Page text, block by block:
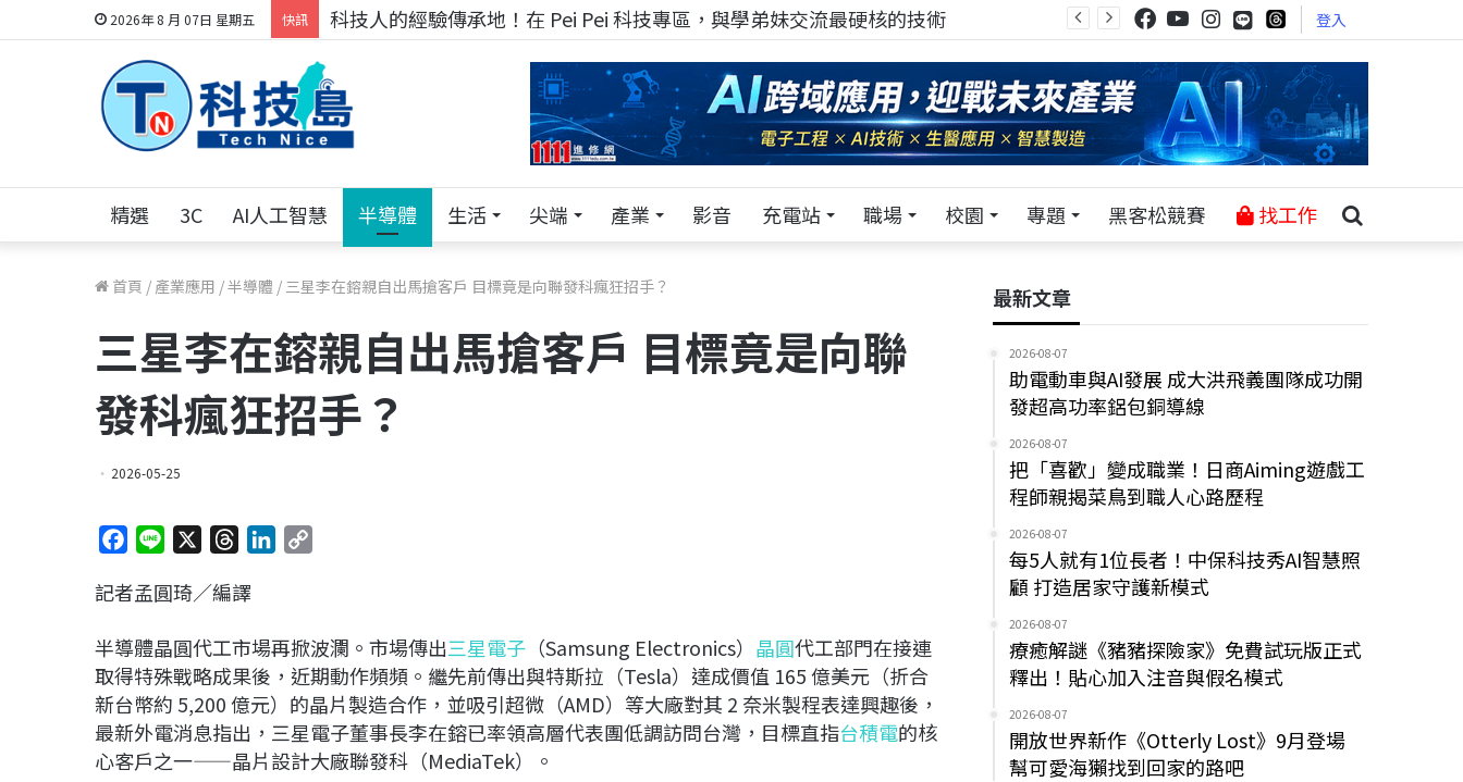
2026年 8 月 07日 星期五 快訊 科技人的經驗傳承地！在 Pei Pei 科技專區，與學弟妹交流最硬核的技術 登入
精選 3C AI人工智慧 半導體 生活 尖端 產業 影音 充電站 職場 校園 專題 黑客松競賽 找工作
首頁 / 產業應用 /半導體 / 三星李在鎔親自出馬搶客戶 目標竟是向聯發科瘋狂招手？
三星李在鎔親自出馬搶客戶 目標竟是向聯
發科瘋狂招手？
2026-05-25
c
b
o
o
k
n
r
a
d
s
e
d
I
n
L
i
n
k
記者孟圓琦／編譯
半導體晶圓代工市場再掀波瀾。市場傳出三星電子 （Samsung Electronics） 晶圓代工部門在接連
取得特殊戰略成果後，近期動作頻頻。繼先前傳出與特斯拉（Tesla）達成價值 165 億美元（折合
新台幣約 5,200 億元）的晶片製造合作，並吸引超微（AMD）等大廠對其 2 奈米製程表達興趣後，
最新外電消息指出，三星電子董事長李在鎔已率領高層代表團低調訪問台灣，目標直指台積電的核
心客戶之一——晶片設計大廠聯發科（MediaTek）。
最新文章
2026-08-07
助電動車與AI發展 成大洪飛義團隊成功開
發超高功率鋁包銅導線
2026-08-07
把「喜歡」變成職業！日商Aiming遊戲工
程師親揭菜鳥到職人心路歷程
2026-08-07
每5人就有1位長者！中保科技秀AI智慧照
顧 打造居家守護新模式
2026-08-07
療癒解謎《豬豬探險家》免費試玩版正式
釋出！貼心加入注音與假名模式
2026-08-07
開放世界新作《Otterly Lost》9月登場
幫可愛海獺找到回家的路吧